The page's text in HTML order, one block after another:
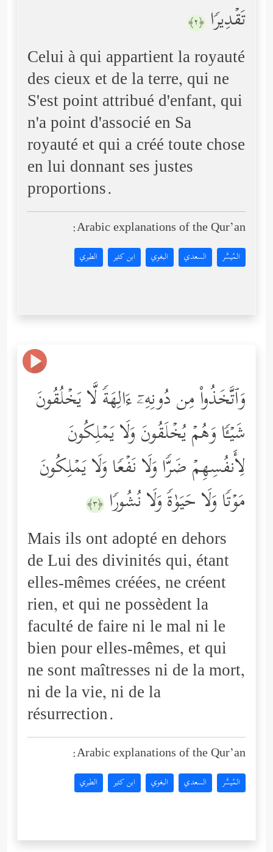
تَقۡدِیرࣰا ﴿٢﴾
Celui à qui appartient la royauté
des cieux et de la terre, qui ne
S'est point attribué d'enfant, qui
n'a point d'associé en Sa
royauté et qui a créé toute chose
en lui donnant ses justes
proportions.
Arabic explanations of the Qur’an:
المُيسَّر السعدي البغوي ابن كثير الطبري
وَٱتَّخَذُواْ مِن دُونِهِۦۤ ءَالِهَةࣰ لَّا یَخۡلُقُونَ
شَیۡـࣰٔا وَهُمۡ یُخۡلَقُونَ وَلَا یَمۡلِكُونَ
لِأَنفُسِهِمۡ ضَرࣰّا وَلَا نَفۡعࣰا وَلَا یَمۡلِكُونَ
مَوۡتࣰا وَلَا حَیَوٰةࣰ وَلَا نُشُورࣰا ﴿٣﴾
Mais ils ont adopté en dehors
de Lui des divinités qui, étant
elles-mêmes créées, ne créent
rien, et qui ne possèdent la
faculté de faire ni le mal ni le
bien pour elles-mêmes, et qui
ne sont maîtresses ni de la mort,
ni de la vie, ni de la
résurrection.
Arabic explanations of the Qur’an:
المُيسَّر السعدي البغوي ابن كثير الطبري